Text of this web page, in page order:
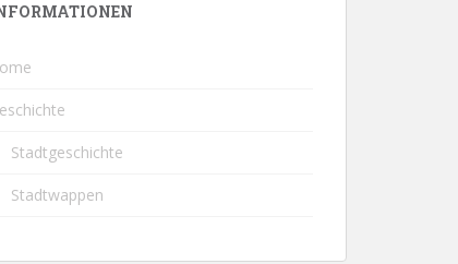
Stadtgeschichte
Stadtwappen